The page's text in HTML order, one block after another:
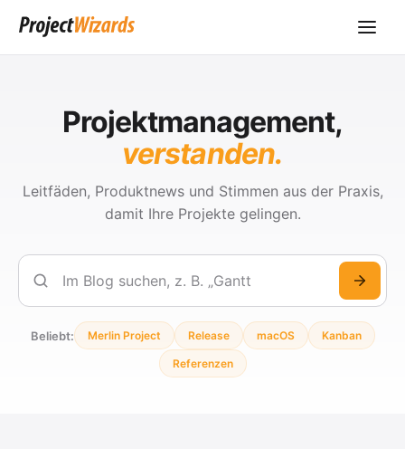
Projektmanagement,
verstanden.
Leitfäden, Produktnews und Stimmen aus der Praxis,
damit Ihre Projekte gelingen.
Suchen
Beliebt: Merlin Project Release macOS Kanban
Referenzen